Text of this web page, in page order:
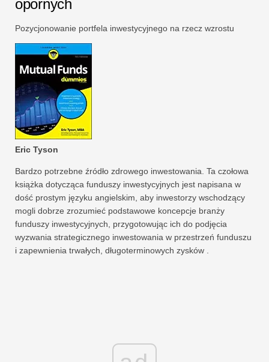
opornych
Pozycjonowanie portfela inwestycyjnego na rzecz wzrostu
Eric Tyson
Bardzo potrzebne źródło zdrowego inwestowania. Ta czołowa
książka dotycząca funduszy inwestycyjnych jest napisana w
dość prostym języku angielskim, aby inwestorzy wschodzący
mogli dobrze zrozumieć podstawowe koncepcje branży
funduszy inwestycyjnych, przygotowując ich do podjęcia
wyzwania strategicznego inwestowania w przestrzeń funduszu
i zapewnienia trwałych, długoterminowych zysków .